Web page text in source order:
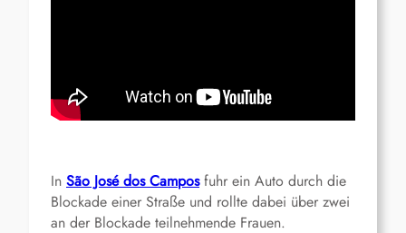
In São José dos Camposfuhr ein Auto durch die
Blockade einer Straße und rollte dabei über zwei
an der Blockade teilnehmende Frauen.